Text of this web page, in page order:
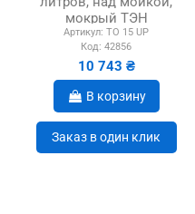
мокрый ТЭН
Артикул: TO 15 UP
Код: 42856
10 743 ₴
В корзину
Заказ в один клик